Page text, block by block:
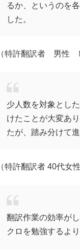
るか、というのを
した。
（特許翻訳者 男性
少人数を対象とし
けたことが大変あ
たが、踏み分けて
（特許翻訳者 40代女
翻訳作業の効率が
クロを勉強するよ